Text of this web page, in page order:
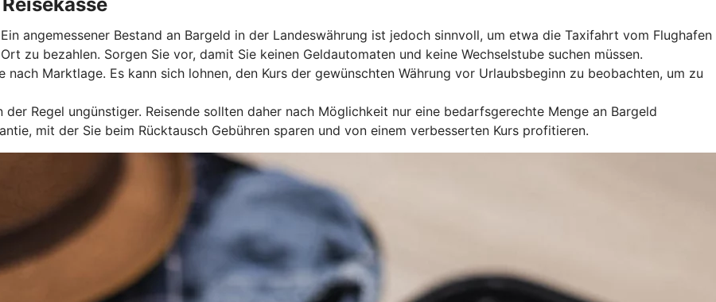
angemessener Bestand an Bargeld in der Landeswährung ist jedoch sinnvoll, um etwa die Taxifahrt vom Flughafen
zu bezahlen. Sorgen Sie vor, damit Sie keinen Geldautomaten und keine Wechselstube suchen müssen.
nach Marktlage. Es kann sich lohnen, den Kurs der gewünschten Währung vor Urlaubsbeginn zu beobachten, um zu
Regel ungünstiger. Reisende sollten daher nach Möglichkeit nur eine bedarfsgerechte Menge an Bargeld
mit der Sie beim Rücktausch Gebühren sparen und von einem verbesserten Kurs profitieren.